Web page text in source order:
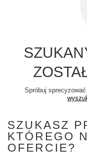
Spróbuj
SZUKASZ
KTÓREGO
OFERCIE?